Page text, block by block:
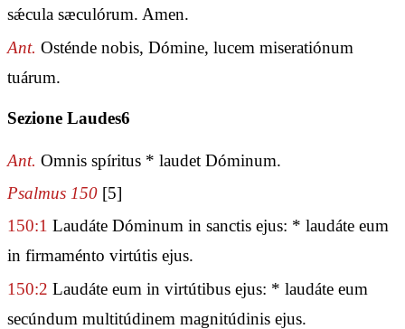
sǽcula sæculórum. Amen.
Ant. Osténde nobis, Dómine, lucem miseratiónum
tuárum.
Sezione Laudes6
Ant. Omnis spíritus * laudet Dóminum.
Psalmus 150 [5]
150:1 Laudáte Dóminum in sanctis ejus: * laudáte eum
in firmaménto virtútis ejus.
150:2 Laudáte eum in virtútibus ejus: * laudáte eum
secúndum multitúdinem magnitúdinis ejus.